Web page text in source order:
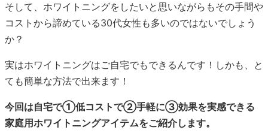
そして、ホワイトニングをしたいと思いながらもその手間や
コストから諦めている30代女性も多いのではないでしょう
か？
実はホワイトニングはご自宅でもできるんです！しかも、と
ても簡単な方法で出来ます！
今回は自宅で①低コストで②手軽に③効果を実感できる
家庭用ホワイトニングアイテムをご紹介します。